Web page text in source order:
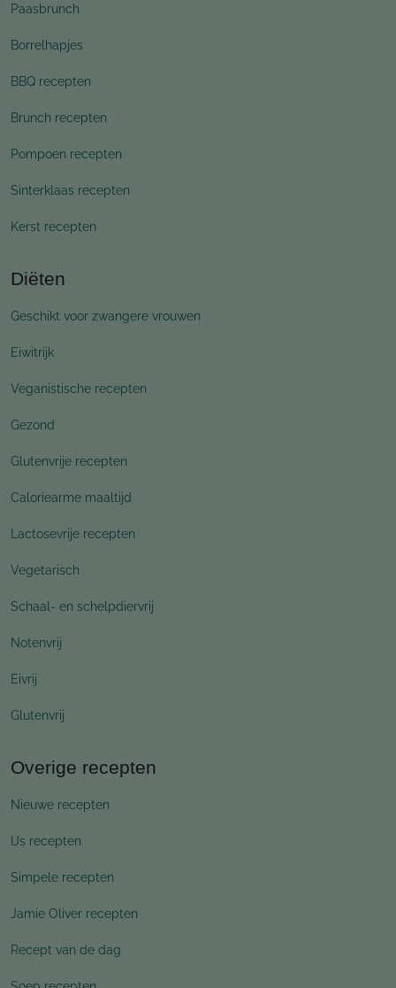
Paasbrunch
Borrelhapjes
BBQ recepten
Brunch recepten
Pompoen recepten
Sinterklaas recepten
Kerst recepten
Diëten
Geschikt voor zwangere vrouwen
Eiwitrijk
Veganistische recepten
Gezond
Glutenvrije recepten
Caloriearme maaltijd
Lactosevrije recepten
Vegetarisch
Schaal- en schelpdiervrij
Notenvrij
Eivrij
Glutenvrij
Overige recepten
Nieuwe recepten
IJs recepten
Simpele recepten
Jamie Oliver recepten
Recept van de dag